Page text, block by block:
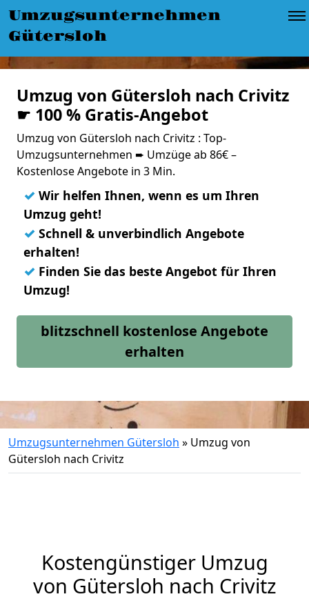
Umzugsunternehmen
Gütersloh
Umzug von Gütersloh nach Crivitz
☛ 100 % Gratis-Angebot
Umzug von Gütersloh nach Crivitz : Top-
Umzugsunternehmen ➨ Umzüge ab 86€ –
Kostenlose Angebote in 3 Min.
✓ Wir helfen Ihnen, wenn es um Ihren
Umzug geht!
✓ Schnell & unverbindlich Angebote
erhalten!
✓ Finden Sie das beste Angebot für Ihren
Umzug!
blitzschnell kostenlose Angebote
erhalten
Umzugsunternehmen Gütersloh » Umzug von
Gütersloh nach Crivitz
Kostengünstiger Umzug
von Gütersloh nach Crivitz